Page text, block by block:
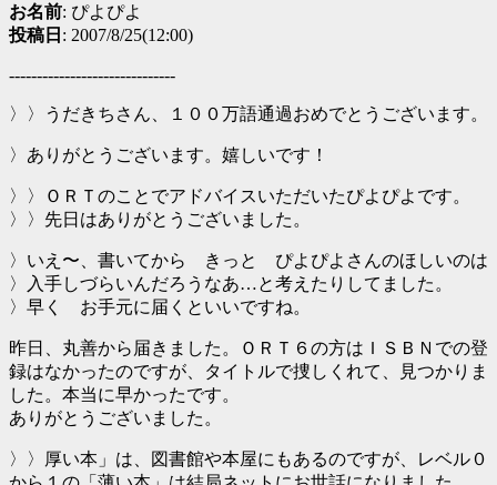
お名前: ぴよぴよ
投稿日 : 2007/8/25(12:00)
------------------------------
〉〉うだきちさん、１００万語通過おめでとうございます。
〉ありがとうございます。嬉しいです！
〉〉ＯＲＴのことでアドバイスいただいたぴよぴよです。
〉〉先日はありがとうございました。
〉いえ〜、書いてから きっと ぴよぴよさんのほしいのは
〉入手しづらいんだろうなあ…と考えたりしてました。
〉早く お手元に届くといいですね。
昨日、丸善から届きました。ＯＲＴ６の方はＩＳＢＮでの登
録はなかったのですが、タイトルで捜しくれて、見つかりま
した。本当に早かったです。
ありがとうございました。
〉〉厚い本」は、図書館や本屋にもあるのですが、レベル０